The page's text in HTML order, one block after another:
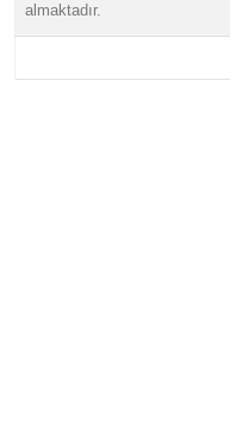
almaktadır.